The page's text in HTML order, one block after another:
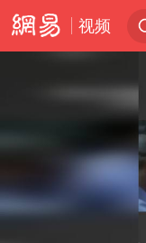
视频